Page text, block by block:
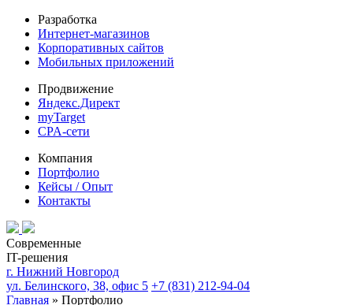
Разработка
Интернет-магазинов
Корпоративных сайтов
Мобильных приложений
Продвижение
Яндекс.Директ
myTarget
CPA-сети
Компания
Портфолио
Кейсы / Опыт
Контакты
Современные
IT-решения
г. Нижний Новгород
ул. Белинского, 38, офис 5 +7 (831) 212-94-04
Главная » Портфолио